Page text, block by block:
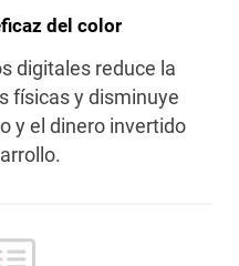
del color
digitales reduce la
físicas y disminuye
y el dinero invertido